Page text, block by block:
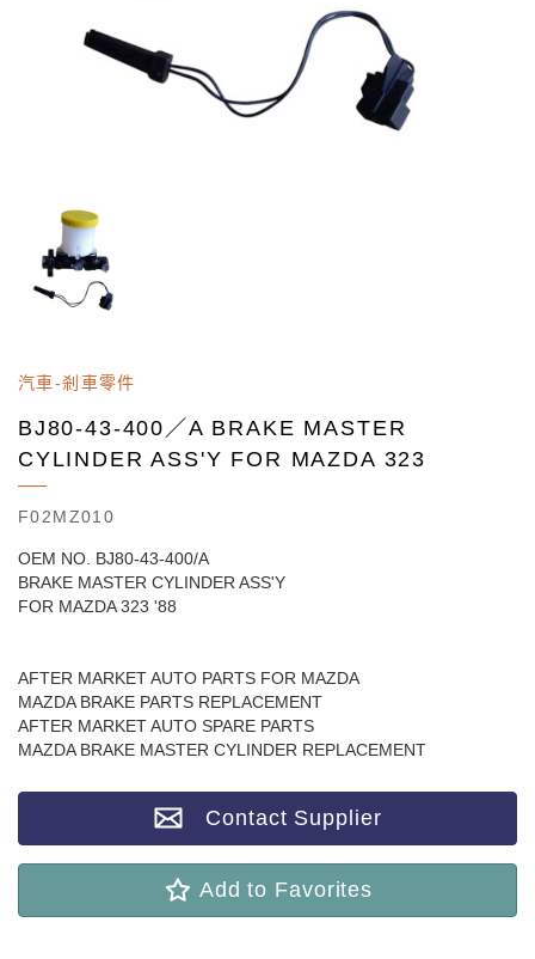
汽車-剎車零件
BJ80-43-400／A BRAKE MASTER
CYLINDER ASS'Y FOR MAZDA 323
F02MZ010
OEM NO. BJ80-43-400/A
BRAKE MASTER CYLINDER ASS'Y
FOR MAZDA 323 '88
AFTER MARKET AUTO PARTS FOR MAZDA
MAZDA BRAKE PARTS REPLACEMENT
AFTER MARKET AUTO SPARE PARTS
MAZDA BRAKE MASTER CYLINDER REPLACEMENT
Contact Supplier
Add to Favorites